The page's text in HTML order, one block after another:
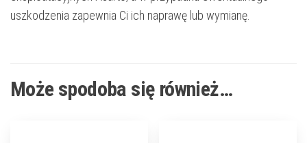
uszkodzenia zapewnia Ci ich naprawę lub wymianę.
Może spodoba się również…